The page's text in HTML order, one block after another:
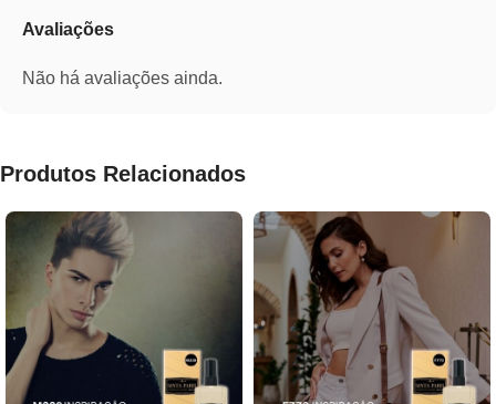
Avaliações
Não há avaliações ainda.
Produtos Relacionados